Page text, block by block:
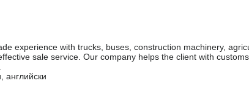
experience with trucks, buses, construction machinery,
sale service. Our company helps the client with
английски